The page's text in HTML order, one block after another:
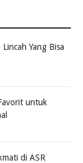
Yang Bisa
untuk
di ASR